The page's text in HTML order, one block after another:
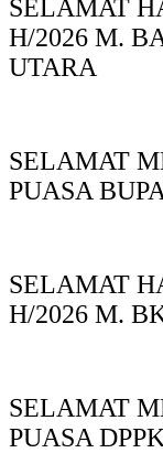
SELAMAT
H/2026 M.
UTARA
SELAMAT
PUASA
SELAMAT
H/2026 M.
SELAMAT
PUASA